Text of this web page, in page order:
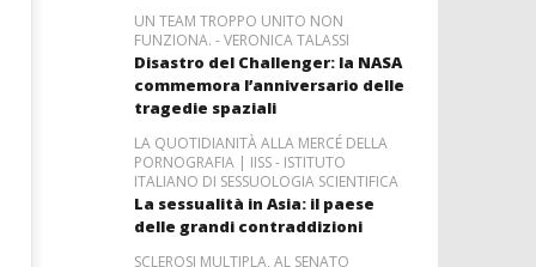
UN TEAM TROPPO UNITO NON
FUNZIONA. - VERONICA TALASSI
Disastro del Challenger: la NASA
commemora l’anniversario delle
tragedie spaziali
LA QUOTIDIANITÀ ALLA MERCÉ DELLA
PORNOGRAFIA | IISS - ISTITUTO
ITALIANO DI SESSUOLOGIA SCIENTIFICA
La sessualità in Asia: il paese
delle grandi contraddizioni
SCLEROSI MULTIPLA, AL SENATO